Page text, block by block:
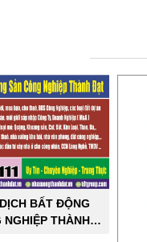
BẤT ĐỘNG
NGHIỆP THÀNH